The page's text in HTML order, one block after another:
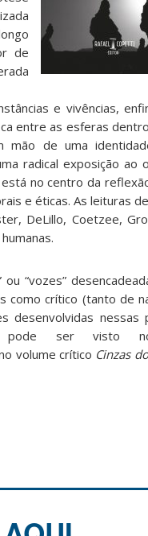
de
e vivências,
entre as esferas
mão de uma
radical exposição ao
no centro da
e éticas. As leituras
DeLillo, Coetzee,
“vozes”
como crítico (tanto de
desenvolvidas nessas
pode ser visto
volume crítico Cinzas